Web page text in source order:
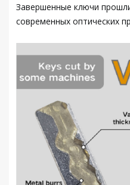
Завершенные ключи
современных оптических